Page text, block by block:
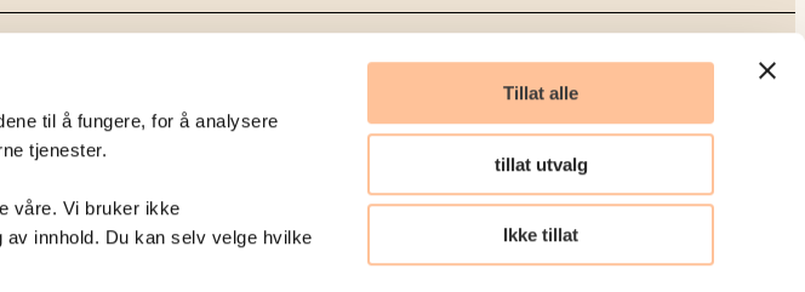
til å fungere, for å analysere
tjenester.
våre. Vi bruker ikke
innhold. Du kan selv velge hvilke
Tillat alle
tillat utvalg
Ikke tillat
55 00
Sosiale medier
Facebook
LinkedIn